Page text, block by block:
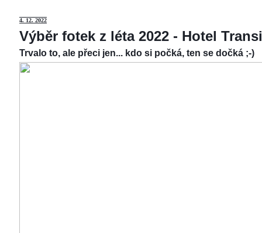
4. 12. 2022
Výběr fotek z léta 2022 - Hotel
Trvalo to, ale přeci jen... kdo si počká, ten se dočká ;-)